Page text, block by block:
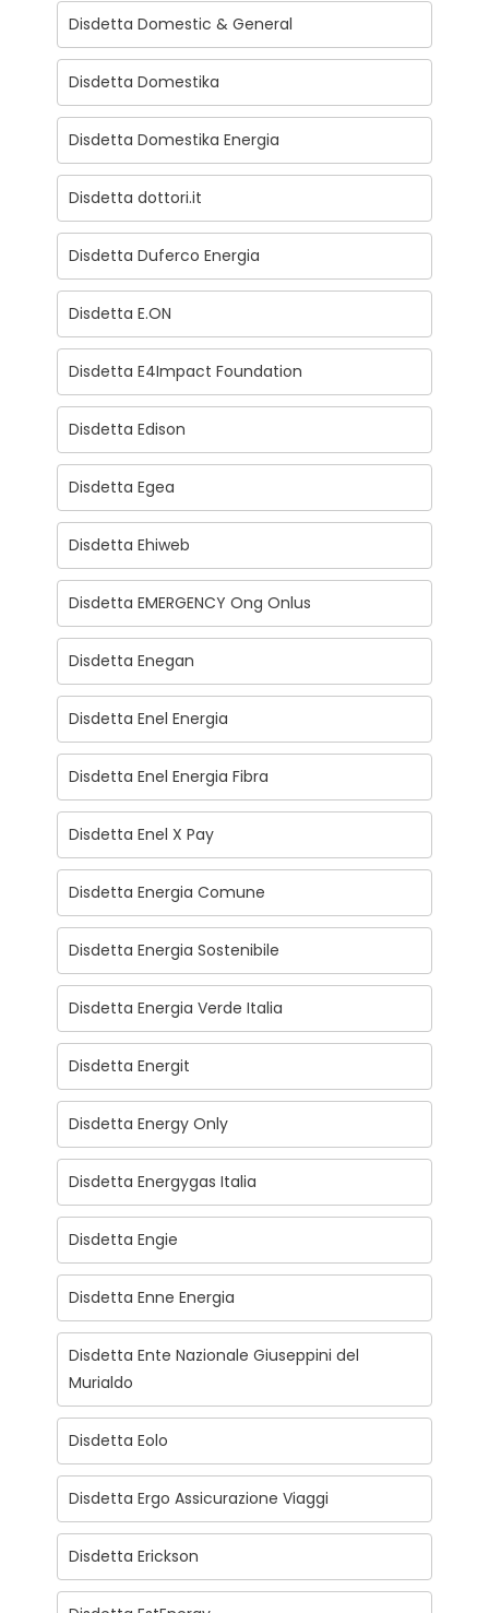
Disdetta Domestic & General
Disdetta Domestika
Disdetta Domestika Energia
Disdetta dottori.it
Disdetta Duferco Energia
Disdetta E.ON
Disdetta E4Impact Foundation
Disdetta Edison
Disdetta Egea
Disdetta Ehiweb
Disdetta EMERGENCY Ong Onlus
Disdetta Enegan
Disdetta Enel Energia
Disdetta Enel Energia Fibra
Disdetta Enel X Pay
Disdetta Energia Comune
Disdetta Energia Sostenibile
Disdetta Energia Verde Italia
Disdetta Energit
Disdetta Energy Only
Disdetta Energygas Italia
Disdetta Engie
Disdetta Enne Energia
Disdetta Ente Nazionale Giuseppini del
Murialdo
Disdetta Eolo
Disdetta Ergo Assicurazione Viaggi
Disdetta Erickson